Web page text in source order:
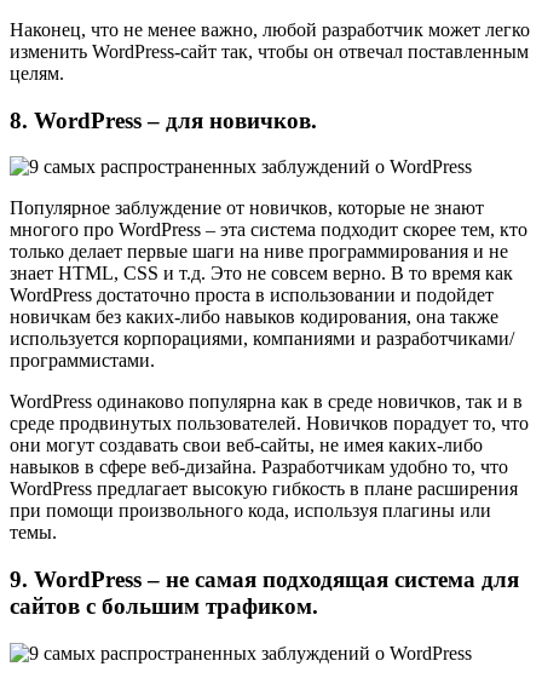
Наконец, что не менее важно, любой разработчик может легко
изменить WordPress-сайт так, чтобы он отвечал поставленным
целям.
8. WordPress – для новичков.
Популярное заблуждение от новичков, которые не знают
многого про WordPress – эта система подходит скорее тем, кто
только делает первые шаги на ниве программирования и не
знает HTML, CSS и т.д. Это не совсем верно. В то время как
WordPress достаточно проста в использовании и подойдет
новичкам без каких-либо навыков кодирования, она также
используется корпорациями, компаниями и разработчиками/
программистами.
WordPress одинаково популярна как в среде новичков, так и в
среде продвинутых пользователей. Новичков порадует то, что
они могут создавать свои веб-сайты, не имея каких-либо
навыков в сфере веб-дизайна. Разработчикам удобно то, что
WordPress предлагает высокую гибкость в плане расширения
при помощи произвольного кода, используя плагины или
темы.
9. WordPress – не самая подходящая система для
сайтов с большим трафиком.